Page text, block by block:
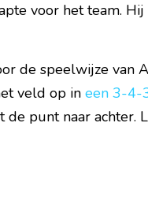
voor het team.
de speelwijze van
veld op in een 3-4-
punt naar achter.